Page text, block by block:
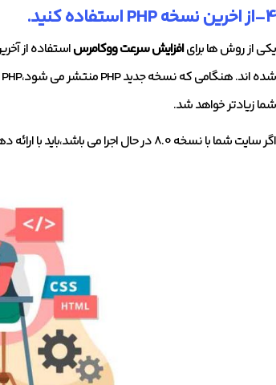
4-از اخرین نسخه PHP استفاده کنید.
یکی از روش ها برایافزایش سرعت ووکامرس
شما زیادتر خواهد شد.
اگر سایت شما با نسخه 8.0 در حال اجرا می باشد،باید با ارائه دهنده سرویس هاست خود تماس بگیرید تا PHP شما را آپدیت کنند.